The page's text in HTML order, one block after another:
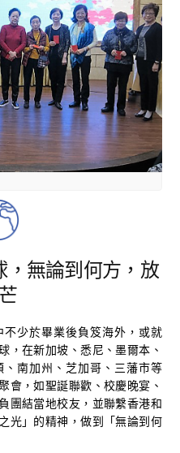
無論到何方，放
少於畢業後負笈海外，或就
，在新加坡、悉尼、墨爾本、
南加州、芝加哥、三藩市等
會，如聖誕聯歡、校慶晚宴、
團結當地校友，並聯繫香港和
光」的精神，做到「無論到何